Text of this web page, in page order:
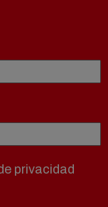
privacidad